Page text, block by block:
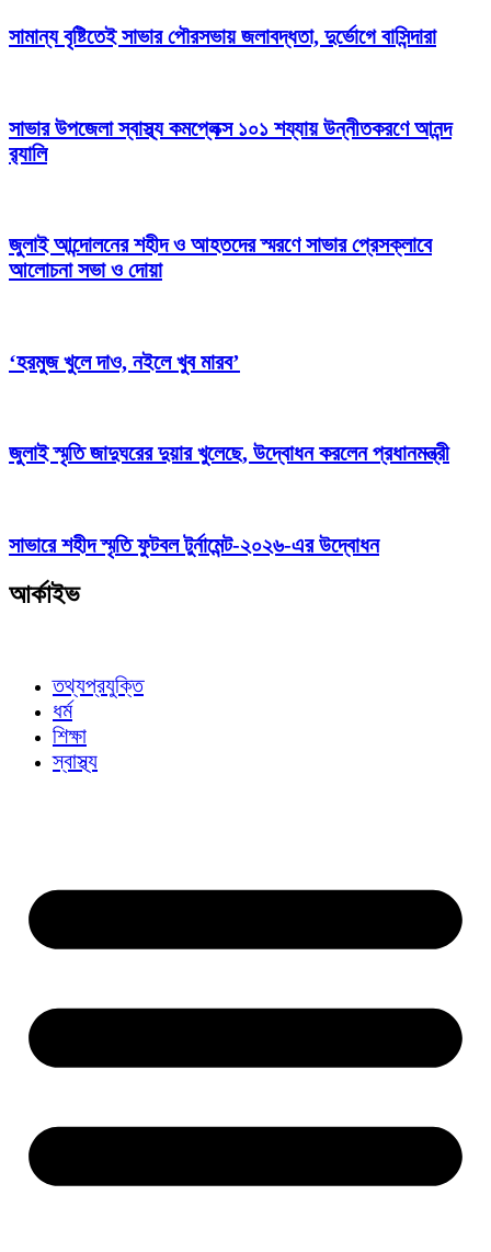
সামান্য বৃষ্টিতেই সাভার পৌরসভায় জলাবদ্ধতা, দুর্ভোগে বাসিন্দারা
সাভার উপজেলা স্বাস্থ্য কমপ্লেক্স ১০১ শয্যায় উন্নীতকরণে আনন্দ
র‍্যালি
জুলাই আন্দোলনের শহীদ ও আহতদের স্মরণে সাভার প্রেসক্লাবে
আলোচনা সভা ও দোয়া
‘হরমুজ খুলে দাও, নইলে খুব মারব’
জুলাই স্মৃতি জাদুঘরের দুয়ার খুলেছে, উদ্বোধন করলেন প্রধানমন্ত্রী
সাভারে শহীদ স্মৃতি ফুটবল টুর্নামেন্ট-২০২৬-এর উদ্বোধন
আর্কাইভ
তথ্যপ্রযুক্তি
ধর্ম
শিক্ষা
স্বাস্থ্য